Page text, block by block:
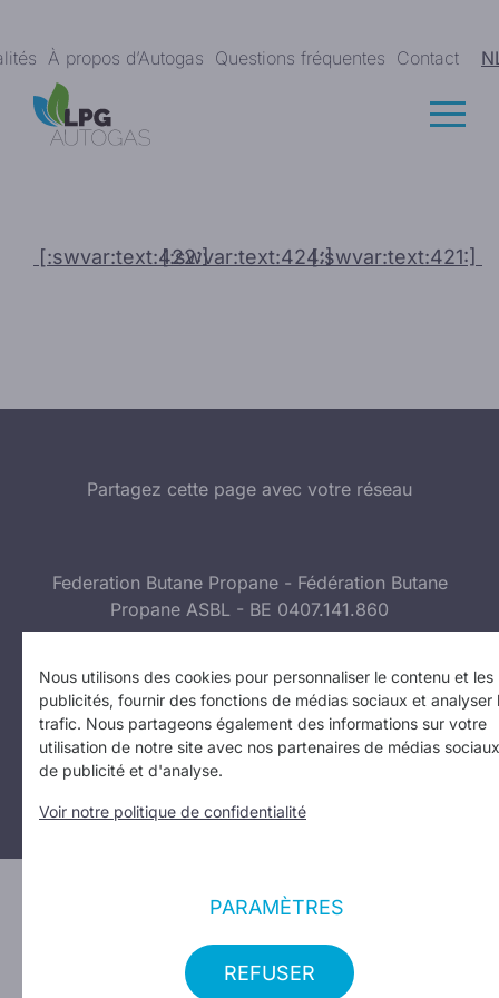
À propos d’Autogas Questions fréquentes Contact
[:swvar:text:422:] [:swvar:text:421:]
[:swvar:text:424:]
Partagez cette page avec votre réseau
Federation Butane Propane - Fédération Butane
Propane ASBL - BE 0407.141.860
Politique de confidentialitéIPolitique d’utilisation des
cookiesIVos paramètres de confidentialité
Copyright 2023
Design: Erinas
Nous utilisons des cookies pour personnaliser le contenu et les
publicités, fournir des fonctions de médias sociaux et analyser
trafic. Nous partageons également des informations sur votre
utilisation de notre site avec nos partenaires de médias
de publicité et d'analyse.
Voir notre politique de confidentialité
PARAMÈTRES
REFUSER